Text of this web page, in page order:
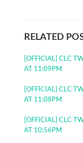
RELATED
[OFFICIAL] CLC
AT 11:09PM
[OFFICIAL] CLC
AT 11:08PM
[OFFICIAL] CLC
AT 10:56PM